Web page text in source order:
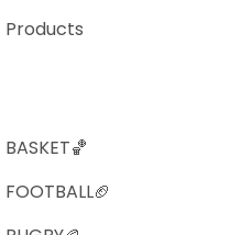
Products
BASKET🏀
FOOTBALL🏈